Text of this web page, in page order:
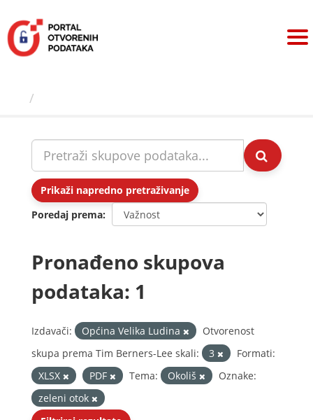
sadržaj
Prikaži napredno pretraživanje
Poredaj prema
Pronađeno skupova
podataka: 1
Izdavači: Općina Velika Ludina
Otvorenost
skupa prema Tim Berners-Lee skali:
3
Formati:
XLSX
PDF Tema: Okoliš
Oznake:
zeleni otok